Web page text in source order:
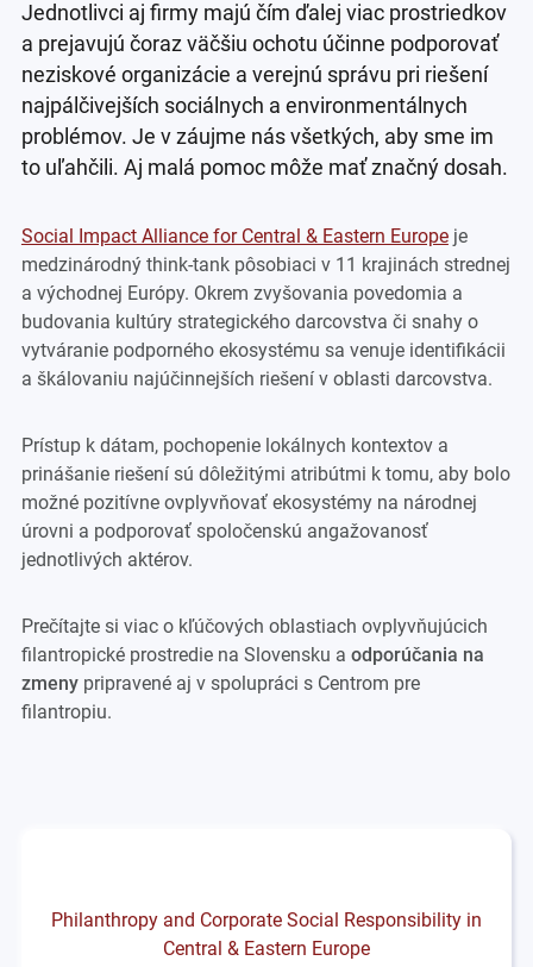
Jednotlivci aj firmy majú čím ďalej viac prostriedkov
a prejavujú čoraz väčšiu ochotu účinne podporovať
neziskové organizácie a verejnú správu pri riešení
najpálčivejších sociálnych a environmentálnych
problémov. Je v záujme nás všetkých, aby sme im
to uľahčili. Aj malá pomoc môže mať značný dosah.
Social Impact Alliance for Central & Eastern Europeje
medzinárodný think-tank pôsobiaci v 11 krajinách strednej
a východnej Európy. Okrem zvyšovania povedomia a
budovania kultúry strategického darcovstva či snahy o
vytváranie podporného ekosystému sa venuje identifikácii
a škálovaniu najúčinnejších riešení v oblasti darcovstva.
Prístup k dátam, pochopenie lokálnych kontextov a
prinášanie riešení sú dôležitými atribútmi k tomu, aby bolo
možné pozitívne ovplyvňovať ekosystémy na národnej
úrovni a podporovať spoločenskú angažovanosť
jednotlivých aktérov.
Prečítajte si viac o kľúčových oblastiach ovplyvňujúcich
filantropické prostredie na Slovensku a odporúčania na
zmenypripravené aj v spolupráci s Centrom pre
filantropiu.
Philanthropy and Corporate Social Responsibility in
Central & Eastern Europe